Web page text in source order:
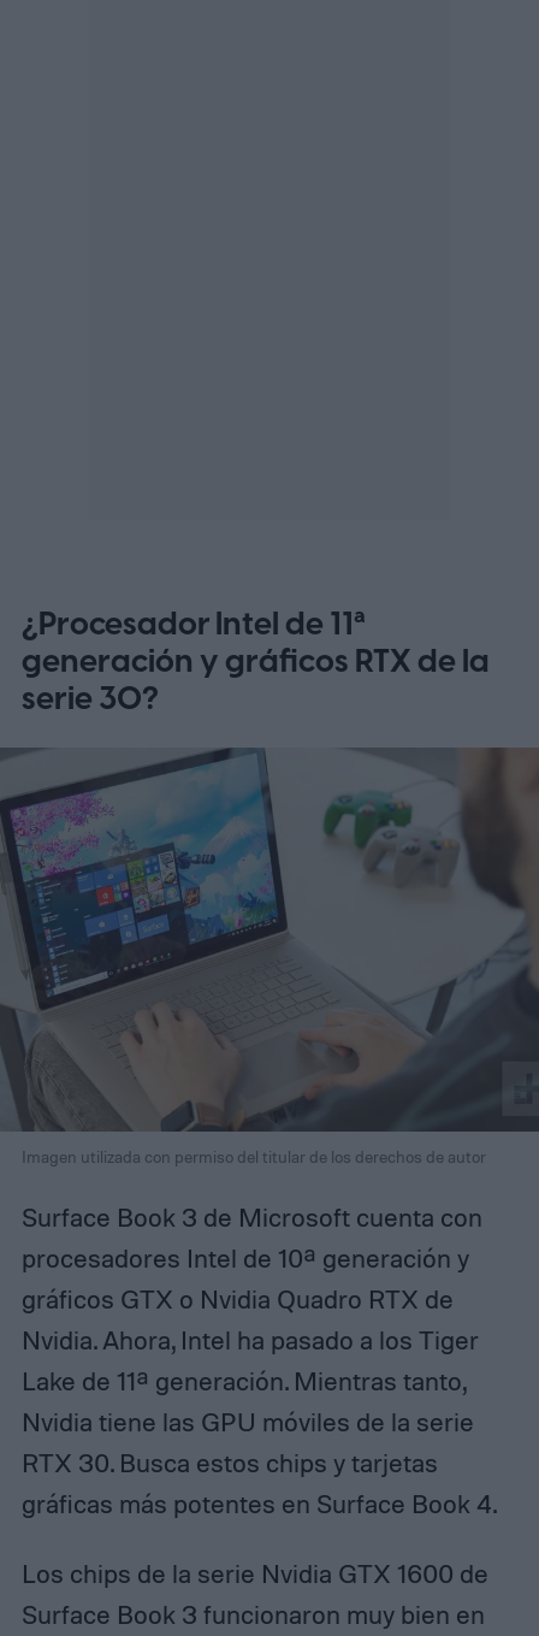
¿Procesador Intel de 11ª
generación y gráficos RTX de la
serie 30?
Imagen utilizada con permiso del titular de los derechos de autor
Surface Book 3 de Microsoft cuenta con
procesadores Intel de 10ª generación y
gráficos GTX o Nvidia Quadro RTX de
Nvidia. Ahora, Intel ha pasado a los Tiger
Lake de 11ª generación. Mientras tanto,
Nvidia tiene las GPU móviles de la serie
RTX 30. Busca estos chips y tarjetas
gráficas más potentes en Surface Book 4.
Los chips de la serie Nvidia GTX 1600 de
Surface Book 3 funcionaron muy bien en